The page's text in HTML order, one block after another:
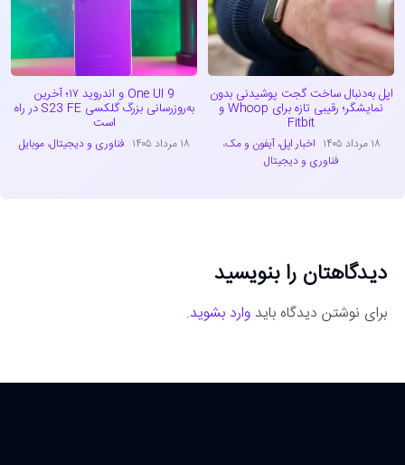
اپل به‌دنبال ساخت گجت پوشیدنی بدون
نمایشگر؛ رقیبی تازه برای Whoop و
Fitbit
۱۸ مرداد ۱۴۰۵ اخبار اپل، آیفون و مک،
فناوری و دیجیتال
One UI 9 و اندروید ۱۷؛ آخرین
به‌روزرسانی بزرگ گلکسی S23 FE در راه
است
۱۸ مرداد ۱۴۰۵ فناوری و دیجیتال،موبایل
دیدگاهتان را بنویسید
برای نوشتن دیدگاه باید وارد بشوید.